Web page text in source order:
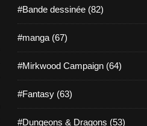
#Bande dessinée (82)
#manga (67)
#Mirkwood Campaign (64)
#Fantasy (63)
#Dungeons & Dragons (53)